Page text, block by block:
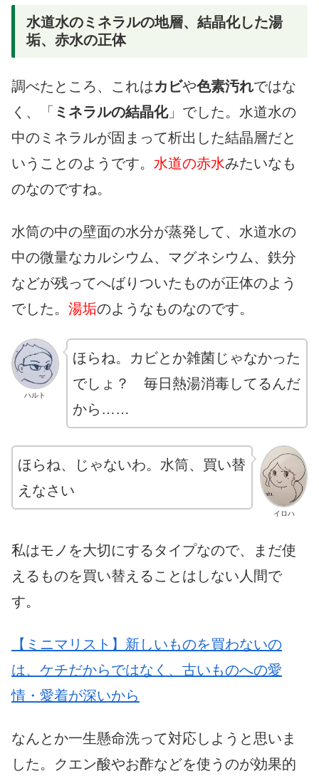
水道水のミネラルの地層、結晶化した湯
垢、赤水の正体
調べたところ、これはカビや色素汚れではな
く、「 ミネラルの結晶化」でした。水道水の
中のミネラルが固まって析出した結晶層だと
いうことのようです。 水道の赤水みたいなも
のなのですね。
水筒の中の壁面の水分が蒸発して、水道水の
中の微量なカルシウム、マグネシウム、鉄分
などが残ってへばりついたものが正体のよう
でした。 湯垢のようなものなのです。
ハルト
ほらね。カビとか雑菌じゃなかった
でしょ？ 毎日熱湯消毒してるんだ
から……
イロハ
ほらね、じゃないわ。水筒、買い替
えなさい
私はモノを大切にするタイプなので、まだ使
えるものを買い替えることはしない人間で
す。
【ミニマリスト】新しいものを買わないの
は、ケチだからではなく、古いものへの愛
情・愛着が深いから
なんとか一生懸命洗って対応しようと思いま
した。クエン酸やお酢などを使うのが効果的